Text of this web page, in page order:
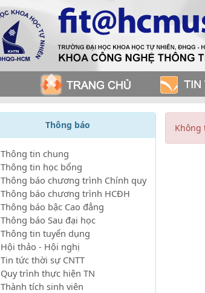
Thông báo
Thông tin chung
Thông tin học bổng
Thông báo chương trình Chính quy
Thông báo chương trình HCĐH
Thông báo bậc Cao đẳng
Thông báo Sau đại học
Thông tin tuyển dụng
Hội thảo - Hội nghị
Tin tức thời sự CNTT
Quy trình thực hiện TN
Thành tích sinh viên
Không